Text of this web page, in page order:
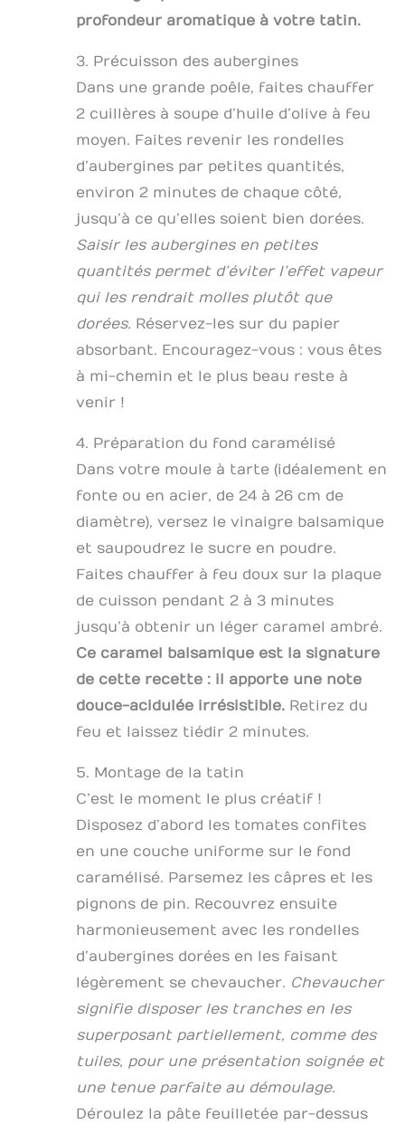
profondeur aromatique à votre tatin.
3. Précuisson des aubergines
Dans une grande poêle, faites chauffer
2 cuillères à soupe d’huile d’olive à feu
moyen. Faites revenir les rondelles
d’aubergines par petites quantités,
environ 2 minutes de chaque côté,
jusqu’à ce qu’elles soient bien dorées.
Saisir les aubergines en petites
quantités permet d’éviter l’effet vapeur
qui les rendrait molles plutôt que
dorées. Réservez-les sur du papier
absorbant. Encouragez-vous : vous êtes
à mi-chemin et le plus beau reste à
venir !
4. Préparation du fond caramélisé
Dans votre moule à tarte (idéalement en
fonte ou en acier, de 24 à 26 cm de
diamètre), versez le vinaigre balsamique
et saupoudrez le sucre en poudre.
Faites chauffer à feu doux sur la plaque
de cuisson pendant 2 à 3 minutes
jusqu’à obtenir un léger caramel ambré.
Ce caramel balsamique est la signature
de cette recette : il apporte une note
douce-acidulée irrésistible. Retirez du
feu et laissez tiédir 2 minutes.
5. Montage de la tatin
C’est le moment le plus créatif !
Disposez d’abord les tomates confites
en une couche uniforme sur le fond
caramélisé. Parsemez les câpres et les
pignons de pin. Recouvrez ensuite
harmonieusement avec les rondelles
d’aubergines dorées en les faisant
légèrement se chevaucher. Chevaucher
signifie disposer les tranches en les
superposant partiellement, comme des
tuiles, pour une présentation soignée et
une tenue parfaite au démoulage.
Déroulez la pâte feuilletée par-dessus